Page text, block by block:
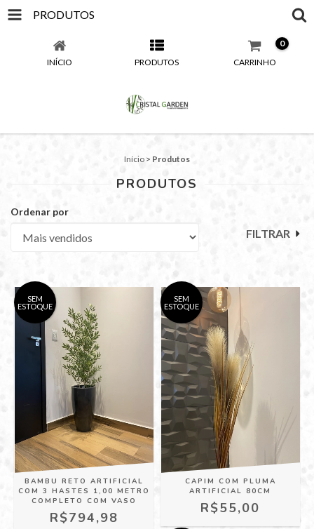
PRODUTOS
INÍCIO PRODUTOS CARRINHO
0
Início > Produtos
PRODUTOS
Ordenar por
FILTRAR
SEM
ESTOQUE
BAMBU RETO ARTIFICIAL
COM 3 HASTES 1,00 METRO
COMPLETO COM VASO
R$794,98
SEM
ESTOQUE
CAPIM COM PLUMA
ARTIFICIAL 80CM
R$55,00